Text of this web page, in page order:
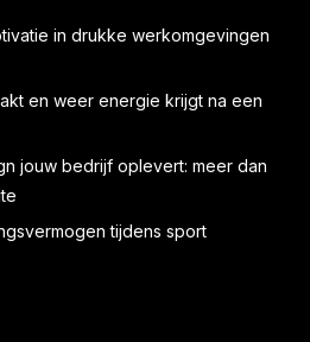
in drukke werkomgevingen
en weer energie krijgt na een
jouw bedrijf oplevert: meer dan
tijdens sport